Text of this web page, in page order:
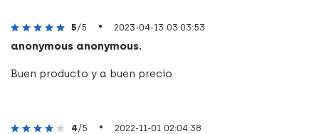
5/5 • 2023-04-13 03:03:53
anonymous anonymous.
Buen producto y a buen precio
4/5 • 2022-11-01 02:04:38